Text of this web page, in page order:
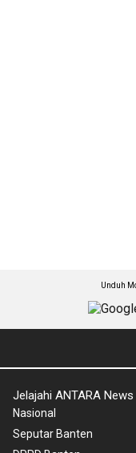
Unduh
Jelajahi ANTARA
Nasional
Seputar Banten